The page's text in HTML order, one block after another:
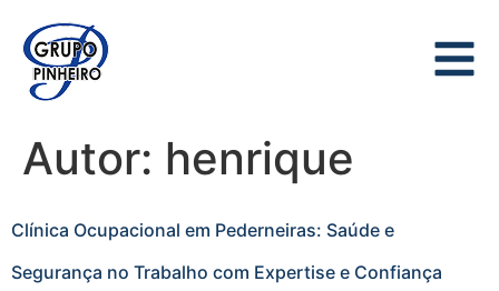
Autor: henrique
Clínica Ocupacional em Pederneiras: Saúde e
Segurança no Trabalho com Expertise e Confiança